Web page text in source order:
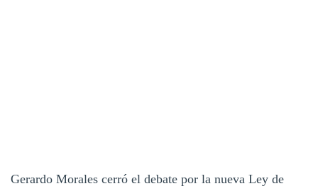
Gerardo Morales cerró el debate por la nueva Ley de